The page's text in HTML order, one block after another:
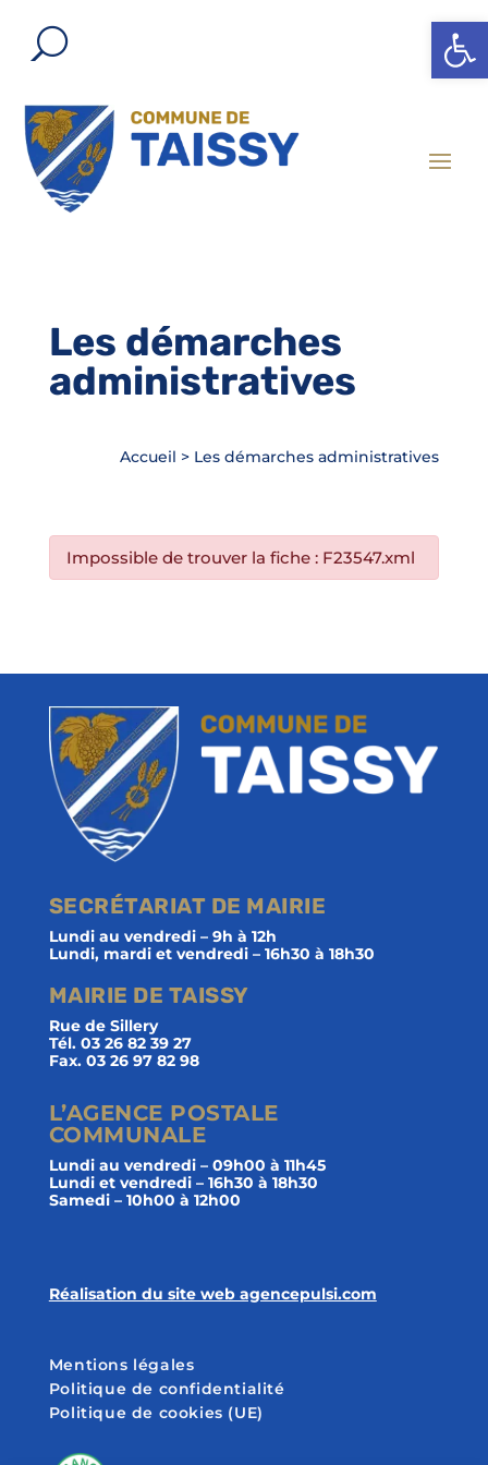
Ouvrir
Les démarches
administratives
Accueil > Les démarches administratives
Impossible de trouver la fiche : F23547.xml
SECRÉTARIAT DE MAIRIE
Lundi au vendredi – 9h à 12h
Lundi, mardi et vendredi – 16h30 à 18h30
MAIRIE DE TAISSY
Rue de Sillery
Tél. 03 26 82 39 27
Fax. 03 26 97 82 98
L’AGENCE POSTALE
COMMUNALE
Lundi au vendredi – 09h00 à 11h45
Lundi et vendredi – 16h30 à 18h30
Samedi – 10h00 à 12h00
Réalisation du site web agencepulsi.com
Mentions légales
Politique de confidentialité
Politique de cookies (UE)